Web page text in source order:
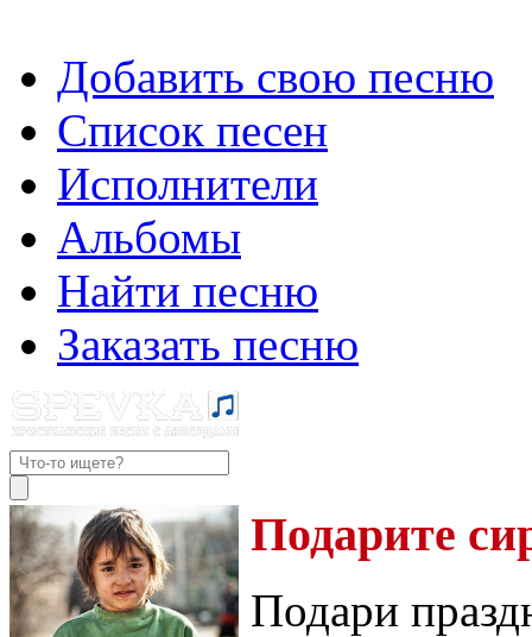
Добавить свою песню
Список песен
Исполнители
Альбомы
Найти песню
Заказать песню
Подарите
Подари